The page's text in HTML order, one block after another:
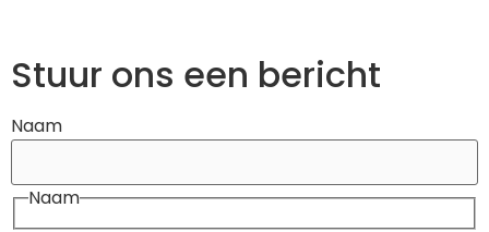
Stuur ons een bericht
Naam
Naam